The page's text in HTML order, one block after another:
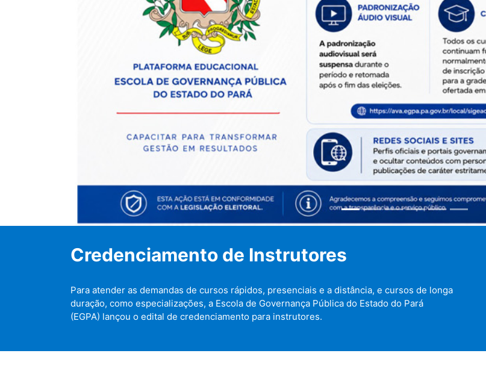
Credenciamento de Instrutores
Para atender as demandas de cursos rápidos, presenciais e a distância, e cursos de longa
duração, como especializações, a Escola de Governança Pública do Estado do Pará
(EGPA) lançou o edital de credenciamento para instrutores.